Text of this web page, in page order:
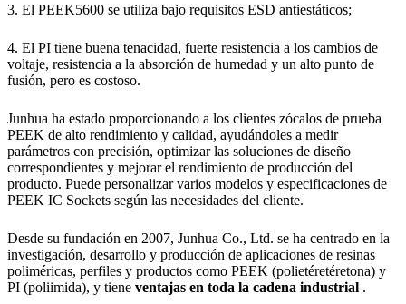
3. El PEEK5600 se utiliza bajo requisitos ESD antiestáticos;
4. El PI tiene buena tenacidad, fuerte resistencia a los cambios de
voltaje, resistencia a la absorción de humedad y un alto punto de
fusión, pero es costoso.
Junhua ha estado proporcionando a los clientes zócalos de prueba
PEEK de alto rendimiento y calidad, ayudándoles a medir
parámetros con precisión, optimizar las soluciones de diseño
correspondientes y mejorar el rendimiento de producción del
producto. Puede personalizar varios modelos y especificaciones de
PEEK IC Sockets según las necesidades del cliente.
Desde su fundación en 2007, Junhua Co., Ltd. se ha centrado en la
investigación, desarrollo y producción de aplicaciones de resinas
poliméricas, perfiles y productos como PEEK (polietéretéretona) y
PI (poliimida), y tiene ventajas en toda la cadena industrial .